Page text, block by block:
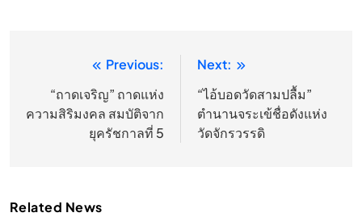
แนะแนว
เรื่อง
Previous:
“ถาดเจริญ” ถาดแห่ง
ความสิริมงคล สมบัติจาก
ยุครัชกาลที่ 5
Next:
“ไอ้บอดวัดสามปลื้ม”
ตำนานจระเข้ชื่อดังแห่ง
วัดจักรวรรดิ
Related News